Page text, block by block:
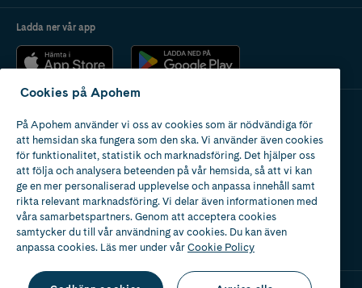
Ladda ner vår app
Apotek med tillstånd
av Läkemedelsverket
Cookies på Apohem
På Apohem använder vi oss av cookies som är nödvändiga för
att hemsidan ska fungera som den ska. Vi använder även cookies
för funktionalitet, statistik och marknadsföring. Det hjälper oss
att följa och analysera beteenden på vår hemsida, så att vi kan
ge en mer personaliserad upplevelse och anpassa innehåll samt
rikta relevant marknadsföring. Vi delar även informationen med
våra samarbetspartners. Genom att acceptera cookies
samtycker du till vår användning av cookies. Du kan även
anpassa cookies. Läs mer under vårCookie Policy